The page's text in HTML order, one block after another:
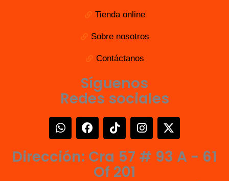
Tienda online
Sobre nosotros
Contáctanos
Síguenos
Redes sociales
W
h
t
F
a
e
T
i
o
k
I
n
t
X
-
w
Dirección: Cra 57 # 93 A - 61
Of 201